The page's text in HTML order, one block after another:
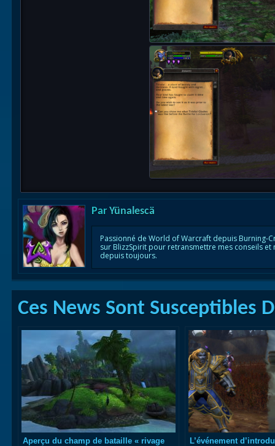
Par Yünalescä
Passionné de World of Warcraft depuis Burning-
sur BlizzSpirit pour retransmettre mes conseils
depuis toujours.
Ces News Sont Susceptibles
Aperçu du champ de bataille « rivage
L’événement